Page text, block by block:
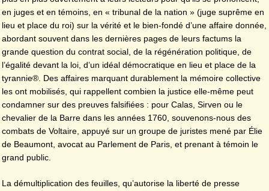
en juges et en témoins, en « tribunal de la nation » (juge suprême en
lieu et place du roi) sur la vérité et le bien-fondé d’une affaire donnée,
abordant souvent dans les dernières pages de leurs factums la
grande question du contrat social, de la régénération politique, de
l’égalité devant la loi, d’un idéal démocratique en lieu et place de la
tyrannie®. Des affaires marquant durablement la mémoire collective
les ont mobilisés, qui rappellent combien la justice elle-même peut
condamner sur des preuves falsifiées : pour Calas, Sirven ou le
chevalier de la Barre dans les années 1760, souvenons-nous des
combats de Voltaire, appuyé sur un groupe de juristes mené par Élie
de Beaumont, avocat au Parlement de Paris, et prenant à témoin le
grand public.
La démultiplication des feuilles, qu’autorise la liberté de presse